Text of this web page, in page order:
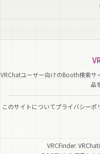
VRChatユーザー向けのBooth検索サ
品
このサイトについてプライバシーポ
VRCFinder: